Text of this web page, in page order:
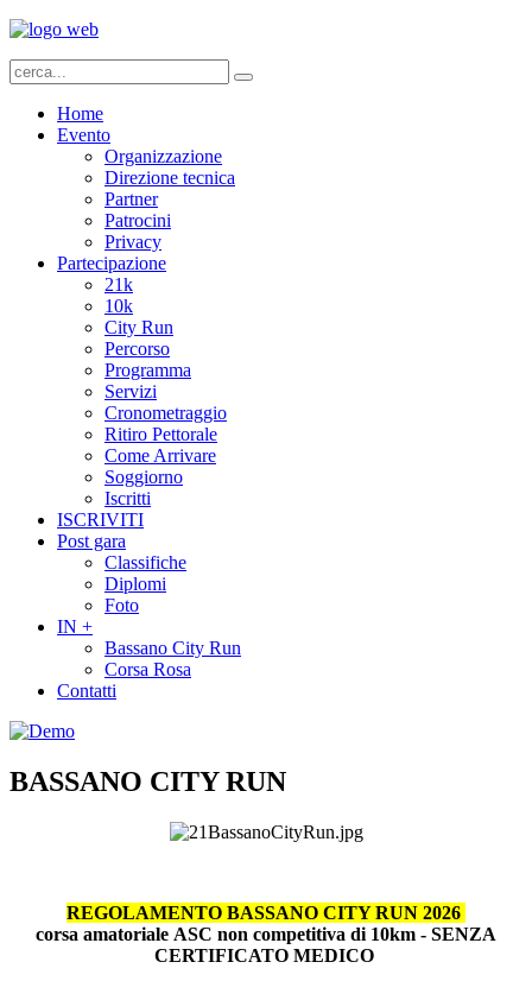
Home
Evento
Organizzazione
Direzione tecnica
Partner
Patrocini
Privacy
Partecipazione
21k
10k
City Run
Percorso
Programma
Servizi
Cronometraggio
Ritiro Pettorale
Come Arrivare
Soggiorno
Iscritti
ISCRIVITI
Post gara
Classifiche
Diplomi
Foto
IN +
Bassano City Run
Corsa Rosa
Contatti
BASSANO CITY RUN
REGOLAMENTO BASSANO CITY RUN 2026
corsa amatoriale ASC non competitiva di 10km - SENZA
CERTIFICATO MEDICO